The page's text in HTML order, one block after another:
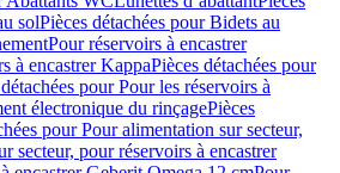
solPièces détachées pour Bidets au
Pour réservoirs à encastrer
à encastrer KappaPièces détachées pour
pour Pour les réservoirs à
électronique du rinçagePièces
pour Pour alimentation sur secteur,
secteur, pour réservoirs à encastrer